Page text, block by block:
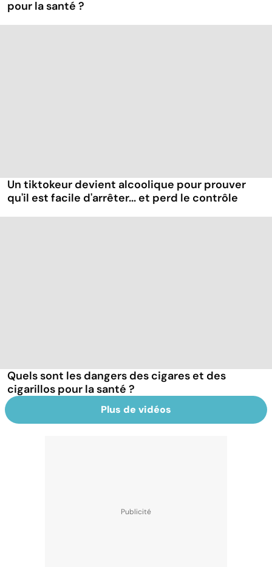
pour la santé ?
Un tiktokeur devient alcoolique pour prouver
qu'il est facile d'arrêter... et perd le contrôle
Quels sont les dangers des cigares et des
cigarillos pour la santé ?
Plus de vidéos